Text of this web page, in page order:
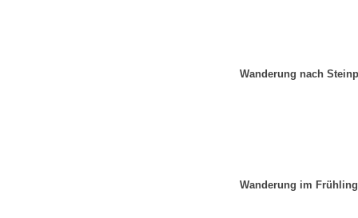
Wanderung nach
Wanderung im Frühling